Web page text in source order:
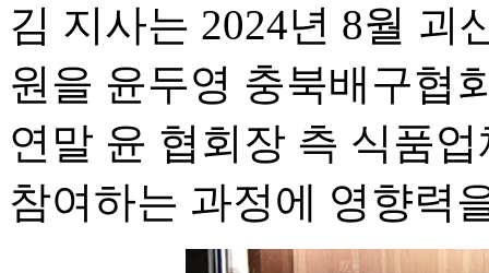
김 지사는 2024년 8월 괴
원을 윤두영 충북배구협
연말 윤 협회장 측 식품
참여하는 과정에 영향력